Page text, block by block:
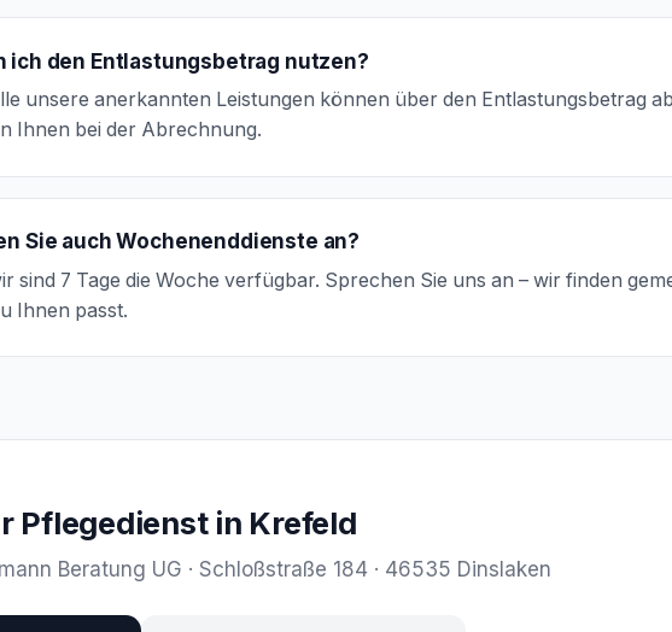
ich den Entlastungsbetrag nutzen?
unsere anerkannten Leistungen können über den Entlastungsbetrag
Ihnen bei der Abrechnung.
Sie auch Wochenenddienste an?
sind 7 Tage die Woche verfügbar. Sprechen Sie uns an – wir finden
Ihnen passt.
Pflegedienst in Krefeld
Beratung UG · Schloßstraße 184 · 46535 Dinslaken